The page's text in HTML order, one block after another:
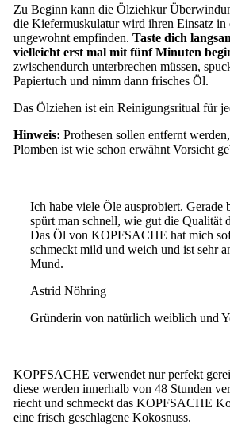
Zu Beginn kann die Ölziehkur
die Kiefermuskulatur wird ihren Einsatz in
ungewohnt empfinden. Taste dich
vielleicht erst mal mit fünf Minuten
zwischendurch unterbrechen müssen,
Papiertuch und nimm dann frisches Öl.
Das Ölziehen ist ein Reinigungsritual für
Hinweis: Prothesen sollen entfernt
Plomben ist wie schon erwähnt Vorsicht
Ich habe viele Öle ausprobiert. Gerade
spürt man schnell, wie gut die Qualität
Das Öl von KOPFSACHE hat mich
schmeckt mild und weich und ist sehr
Mund.
Astrid Nöhring
Gründerin von natürlich weiblich und
KOPFSACHE verwendet nur perfekt
diese werden innerhalb von 48 Stunden
riecht und schmeckt das KOPFSACHE
eine frisch geschlagene Kokosnuss.